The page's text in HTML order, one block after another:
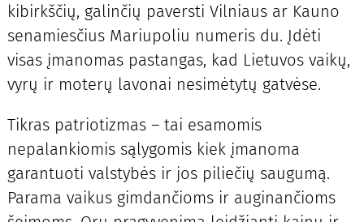
kibirkščių, galinčių paversti Vilniaus ar Kauno
senamiesčius Mariupoliu numeris du. Įdėti
visas įmanomas pastangas, kad Lietuvos vaikų,
vyrų ir moterų lavonai nesimėtytų gatvėse.
Tikras patriotizmas – tai esamomis
nepalankiomis sąlygomis kiek įmanoma
garantuoti valstybės ir jos piliečių saugumą.
Parama vaikus gimdančioms ir auginančioms